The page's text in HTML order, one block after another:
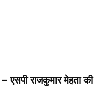
एसपी राजकुमार मेहता की